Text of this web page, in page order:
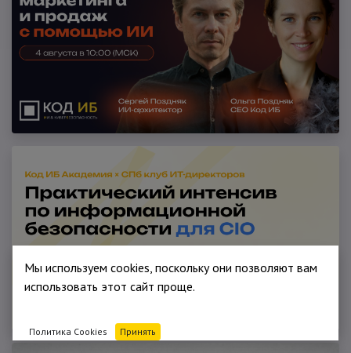
Мы используем cookies, поскольку они позволяют вам
использовать этот сайт проще.
Политика Cookies Принять